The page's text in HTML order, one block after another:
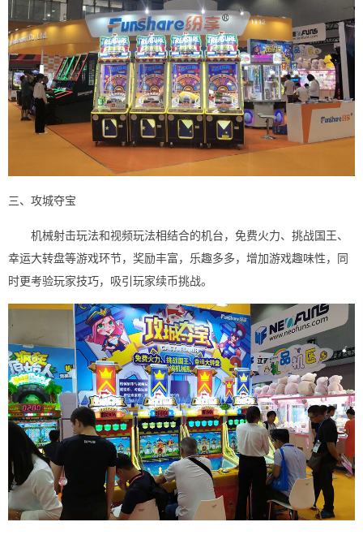
三、攻城夺宝
机械射击玩法和视频玩法相结合的机台，免费火力、挑战国王、
幸运大转盘等游戏环节，奖励丰富，乐趣多多，增加游戏趣味性，同
时更考验玩家技巧，吸引玩家续币挑战。